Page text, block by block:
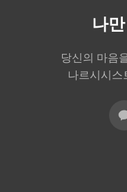
나
당신의 마음
나르시시스